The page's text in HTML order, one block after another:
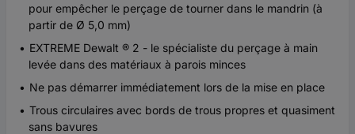
pour empêcher le perçage de tourner dans le mandrin (à
partir de Ø 5,0 mm)
EXTREME Dewalt ® 2 - le spécialiste du perçage à main
levée dans des matériaux à parois minces
Ne pas démarrer immédiatement lors de la mise en place
Trous circulaires avec bords de trous propres et quasiment
sans bavures